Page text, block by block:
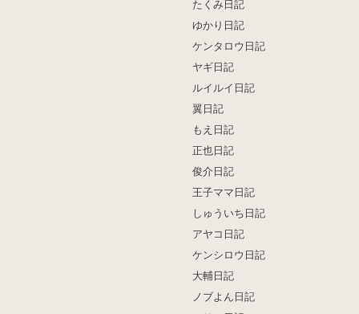
たくみ日記
ゆかり日記
ケンタロウ日記
ヤギ日記
ルイルイ日記
翼日記
もえ日記
正也日記
俊介日記
王子ママ日記
しゅういち日記
アヤコ日記
ケンシロウ日記
大輔日記
ノブよん日記